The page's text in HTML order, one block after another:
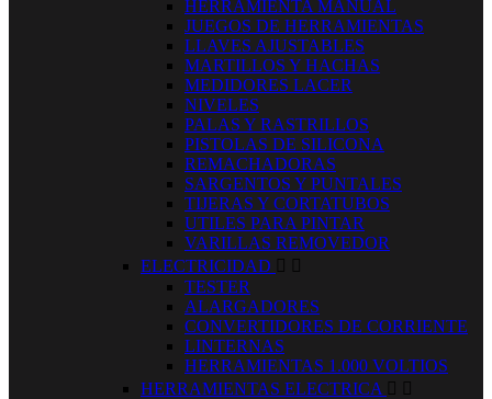
HERRAMIENTA MANUAL
JUEGOS DE HERRAMIENTAS
LLAVES AJUSTABLES
MARTILLOS Y HACHAS
MEDIDORES LACER
NIVELES
PALAS Y RASTRILLOS
PISTOLAS DE SILICONA
REMACHADORAS
SARGENTOS Y PUNTALES
TIJERAS Y CORTATUBOS
UTILES PARA PINTAR
VARILLAS REMOVEDOR
ELECTRICIDAD  
TESTER
ALARGADORES
CONVERTIDORES DE CORRIENTE
LINTERNAS
HERRAMIENTAS 1.000 VOLTIOS
HERRAMIENTAS ELECTRICA  